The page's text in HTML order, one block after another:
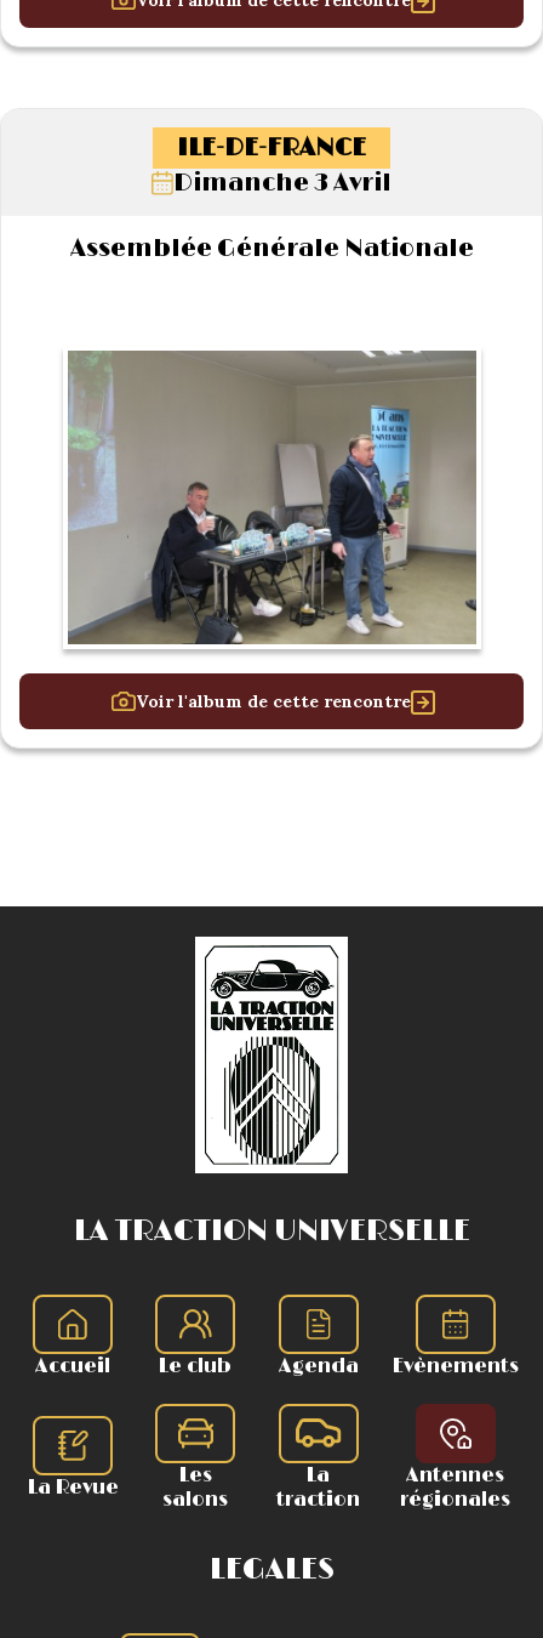
ILE-DE-FRANCE
Dimanche 3 Avril
Assemblée Générale Nationale
Voir l'album de cette rencontre
LA TRACTION UNIVERSELLE
Accueil Le club Agenda Evènements
La Revue
Les
salons
La
traction
Antennes
régionales
LEGALES